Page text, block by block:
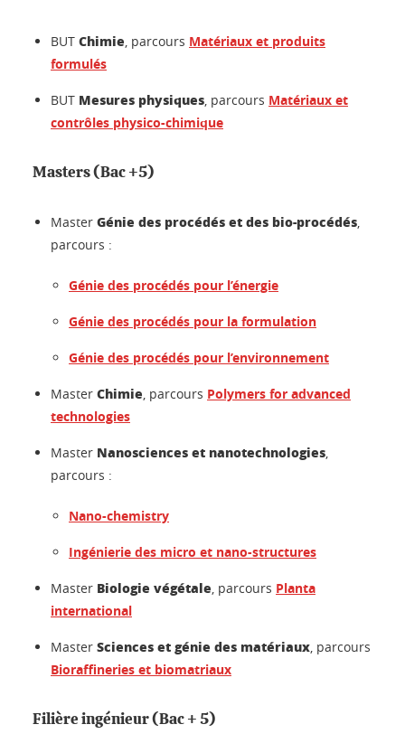
BUT Chimie , parcours Matériaux et produits
formulés
BUT Mesures physiques , parcours Matériaux et
contrôles physico-chimique
Masters (Bac +5)
Master Génie des procédés et des bio-procédés
parcours :
Génie des procédés pour l’énergie
Génie des procédés pour la formulation
Génie des procédés pour l’environnement
Master Chimie , parcours Polymers for advanced
technologies
Master Nanosciences et nanotechnologies
parcours :
Nano-chemistry
Ingénierie des micro et nano-structures
Master Biologie végétale , parcours Planta
international
Master Sciences et génie des matériaux , parcours
Bioraffineries et biomatriaux
Filière ingénieur (Bac + 5)